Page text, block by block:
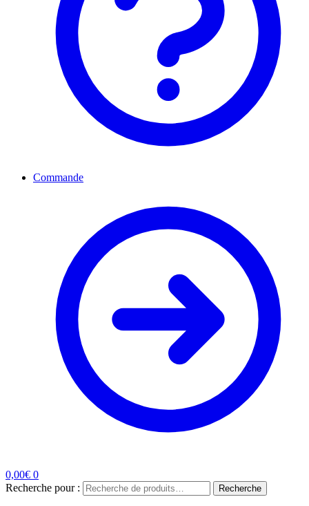
Commande
0,00€ 0
Recherche pour :
Recherche